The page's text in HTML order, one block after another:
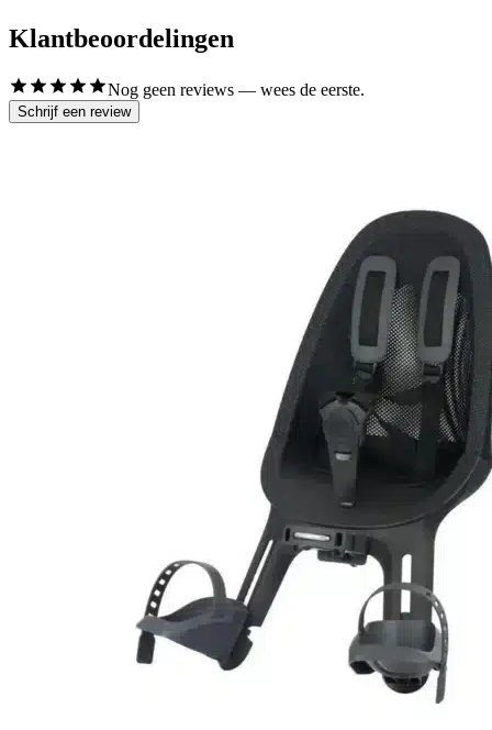
Klantbeoordelingen
Nog geen reviews — wees de eerste.
Schrijf een review